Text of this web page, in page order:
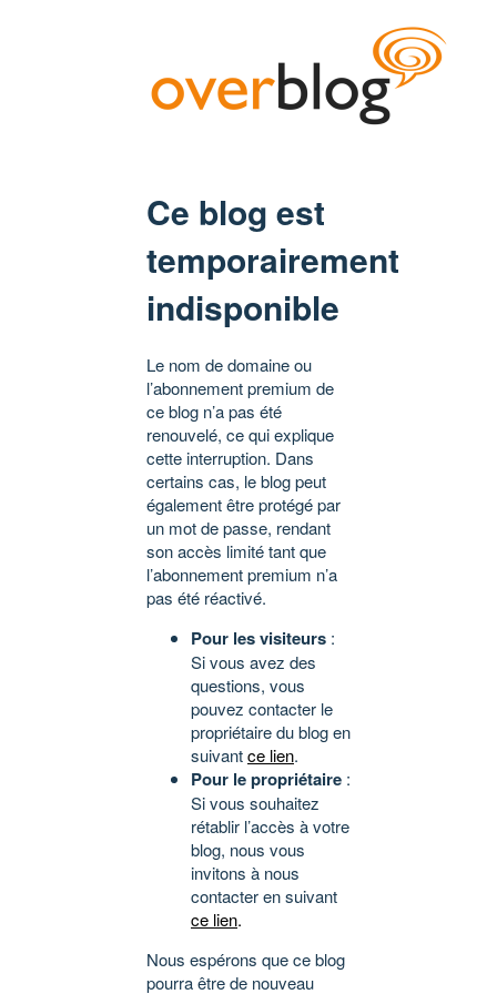
Ce blog est
temporairement
indisponible
Le nom de domaine ou
l’abonnement premium de
ce blog n’a pas été
renouvelé, ce qui explique
cette interruption. Dans
certains cas, le blog peut
également être protégé par
un mot de passe, rendant
son accès limité tant que
l’abonnement premium n’a
pas été réactivé.
Pour les visiteurs :
Si vous avez des
questions, vous
pouvez contacter le
propriétaire du blog en
suivantce lien.
Pour le propriétaire :
Si vous souhaitez
rétablir l’accès à votre
blog, nous vous
invitons à nous
contacter en suivant
ce lien.
Nous espérons que ce blog
pourra être de nouveau